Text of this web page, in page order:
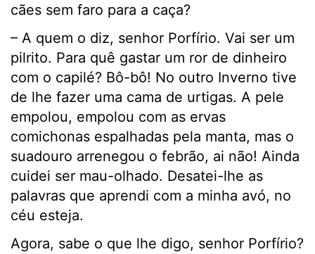
cães sem faro para a caça?
– A quem o diz, senhor Porfírio. Vai ser um
pilrito. Para quê gastar um ror de dinheiro
com o capilé? Bô-bô! No outro Inverno tive
de lhe fazer uma cama de urtigas. A pele
empolou, empolou com as ervas
comichonas espalhadas pela manta, mas o
suadouro arrenegou o febrão, ai não! Ainda
cuidei ser mau-olhado. Desatei-lhe as
palavras que aprendi com a minha avó, no
céu esteja.
Agora, sabe o que lhe digo, senhor Porfírio?